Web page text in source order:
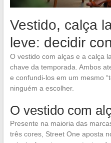
Vestido, calça
leve: decidir
O vestido com alças e a calça
chave da temporada. Ambos
e confundi-los em um mesmo
ninguém a escolher.
O vestido com
Presente na maioria das
três cores, Street One aposta